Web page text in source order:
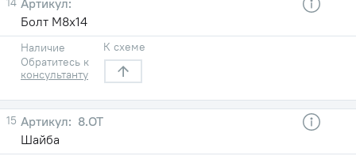
Болт М8х14
Наличие
Обратитесь к
консультанту
К схеме
15
8.ОТ
Шайба